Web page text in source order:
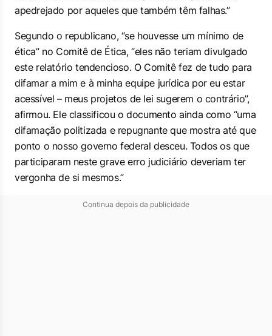
apedrejado por aqueles que também têm falhas.”
Segundo o republicano, “se houvesse um mínimo de
ética” no Comitê de Ética, “eles não teriam divulgado
este relatório tendencioso. O Comitê fez de tudo para
difamar a mim e à minha equipe jurídica por eu estar
acessível – meus projetos de lei sugerem o contrário”,
afirmou. Ele classificou o documento ainda como “uma
difamação politizada e repugnante que mostra até que
ponto o nosso governo federal desceu. Todos os que
participaram neste grave erro judiciário deveriam ter
vergonha de si mesmos.”
Continua depois da publicidade